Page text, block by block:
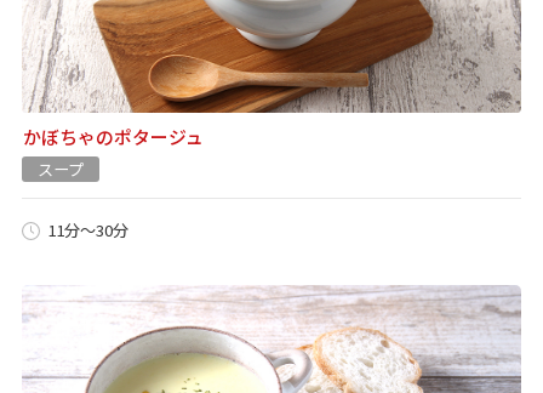
かぼちゃのポタージュ
スープ
11分～30分